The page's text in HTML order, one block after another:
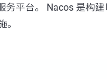
平台。 Nacos 是构建